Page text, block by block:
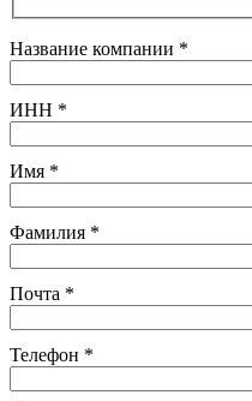
Название компании *
ИНН *
Имя *
Фамилия *
Почта *
Телефон *